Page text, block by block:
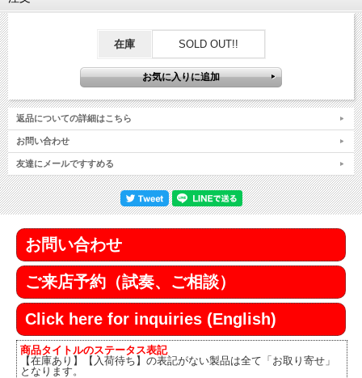
在庫 SOLD OUT!!
返品についての詳細はこちら
お問い合わせ
友達にメールですすめる
お問い合わせ
ご来店予約（試奏、ご相談）
Click here for inquiries (English)
商品タイトルのステータス表記
【在庫あり】【入荷待ち】の表記がない製品は全て「お取り寄せ」
となります。